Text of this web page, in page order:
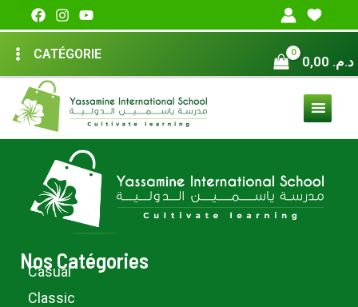
au
contenu
MAIN
MENU
CATÉGORIE د.م.
Nos Catégories
Casual
Classic